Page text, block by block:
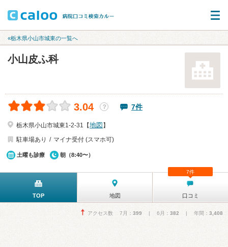
«栃木県小山市城東の一覧へ
小山皮ふ科
3.04 ？ 7件
栃木県小山市城東1-2-31【地図 】
駐車場あり
マイナ受付 (スマホ可)
土曜も診療 朝（8:40〜）
TOP 地図 口コミ
7件
アクセス数 7月： 399 | 6月： 382 | 年間： 3,408